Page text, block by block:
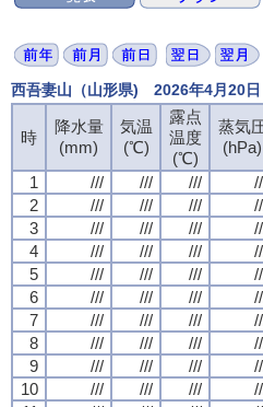
西吾妻山（山形県) 2026年4月20日
時
降水量
(mm)
気温
(℃)
露点
温度
(℃)
蒸気
(hPa)
1
/// /// ///
2
/// /// ///
3
/// /// ///
4
/// /// ///
5
/// /// ///
6
/// /// ///
7
/// /// ///
8
/// /// ///
9
/// /// ///
10
/// /// ///